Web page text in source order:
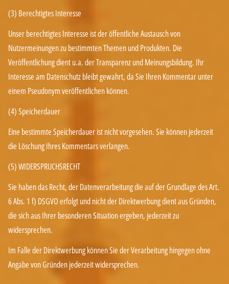
(3) Berechtigtes Interesse
Unser berechtigtes Interesse ist der öffentliche Austausch von
Nutzermeinungen zu bestimmten Themen und Produkten. Die
Veröffentlichung dient u.a. der Transparenz und Meinungsbildung. Ihr
Interesse am Datenschutz bleibt gewahrt, da Sie Ihren Kommentar unter
einem Pseudonym veröffentlichen können.
(4) Speicherdauer
Eine bestimmte Speicherdauer ist nicht vorgesehen. Sie können jederzeit
die Löschung Ihres Kommentars verlangen.
(5) WIDERSPRUCHSRECHT
Sie haben das Recht, der Datenverarbeitung die auf der Grundlage des Art.
6 Abs. 1 f) DSGVO erfolgt und nicht der Direktwerbung dient aus Gründen,
die sich aus Ihrer besonderen Situation ergeben, jederzeit zu
widersprechen.
Im Falle der Direktwerbung können Sie der Verarbeitung hingegen ohne
Angabe von Gründen jederzeit widersprechen.